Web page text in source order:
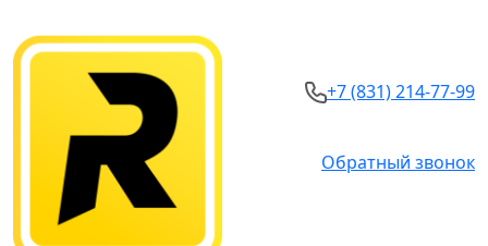
+7 (831) 214-77-99
Обратный звонок